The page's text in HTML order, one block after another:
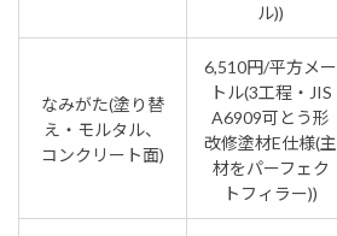
ル))
なみがた(塗り替
え・モルタル、
コンクリート面)
6,510円/平方メー
トル(3工程・JIS
A6909可とう形
改修塗材E仕様(主
材をパーフェク
トフィラー))